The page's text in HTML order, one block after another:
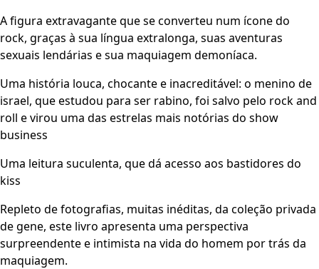
A figura extravagante que se converteu num ícone do
rock, graças à sua língua extralonga, suas aventuras
sexuais lendárias e sua maquiagem demoníaca.
Uma história louca, chocante e inacreditável: o menino de
israel, que estudou para ser rabino, foi salvo pelo rock and
roll e virou uma das estrelas mais notórias do show
business
Uma leitura suculenta, que dá acesso aos bastidores do
kiss
Repleto de fotografias, muitas inéditas, da coleção privada
de gene, este livro apresenta uma perspectiva
surpreendente e intimista na vida do homem por trás da
maquiagem.